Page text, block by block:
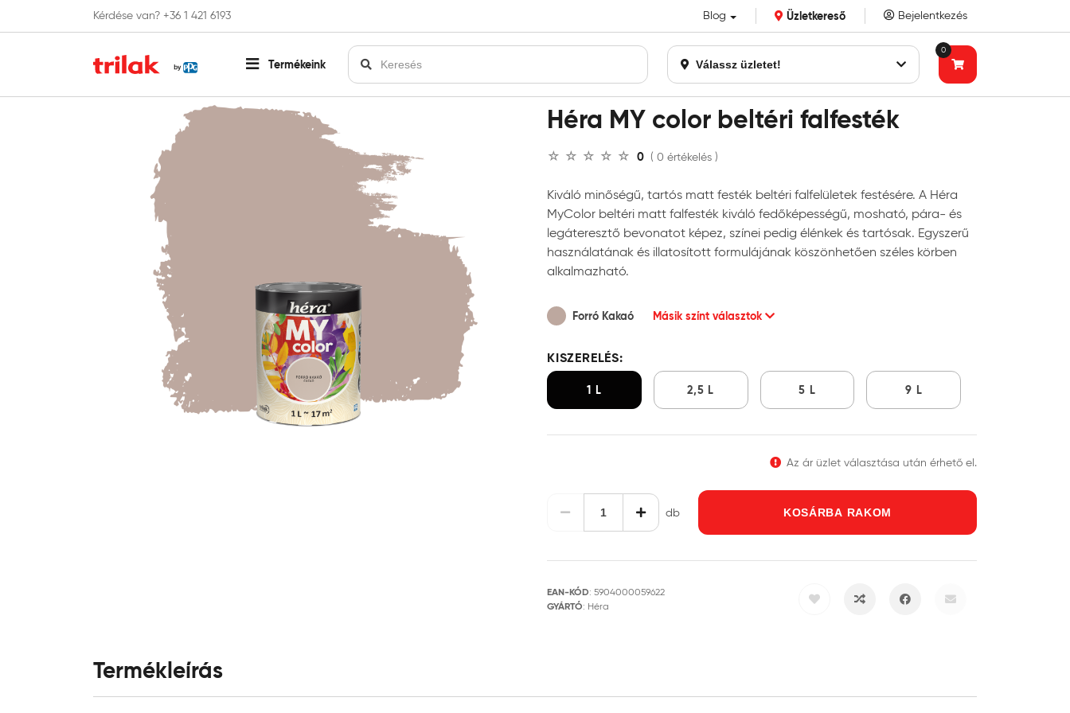
Kérdése van? +36 1 421 6193 Blog Üzletkereső Bejelentkezés
Termékeink Válassz üzletet!
0
Fontos tájékoztatás! Webshopunk hamarosan bezárásra kerül. Kérjük, új rendelést már ne adjon le. Köszönjük eddigi bizalmát!
Héra MY color beltéri falfesték
0 ( 0 értékelés )
Kiváló minőségű, tartós matt festék beltéri falfelületek festésére. A Héra
MyColor beltéri matt falfesték kiváló fedőképességű, mosható, pára- és
legáteresztő bevonatot képez, színei pedig élénkek és tartósak. Egyszerű
használatának és illatosított formulájának köszönhetően széles körben
alkalmazható.
Forró Kakaó Másik színt választok
KISZERELÉS:
1 L 2,5 L 5 L 9 L
Az ár üzlet választása után érhető el.
db KOSÁRBA RAKOM
EAN-KÓD: 5904000059622
GYÁRTÓ: Héra
Termékleírás